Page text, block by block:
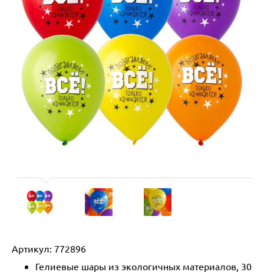
Артикул: 772896
Гелиевые шары из экологичных материалов, 30